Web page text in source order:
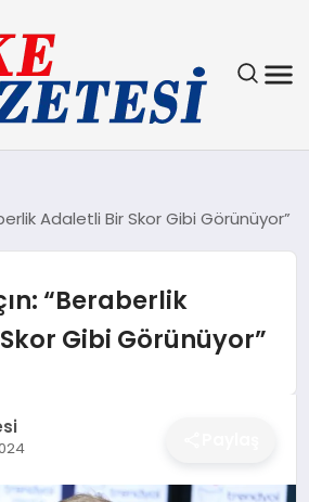
Adaletli Bir Skor Gibi Görünüyor”
“Beraberlik
Gibi Görünüyor”